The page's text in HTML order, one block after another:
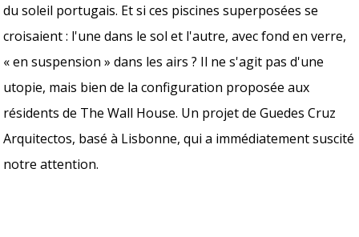
du soleil portugais. Et si ces piscines superposées se
croisaient : l'une dans le sol et l'autre, avec fond en verre,
« en suspension » dans les airs ? Il ne s'agit pas d'une
utopie, mais bien de la configuration proposée aux
résidents de The Wall House. Un projet de Guedes Cruz
Arquitectos, basé à Lisbonne, qui a immédiatement suscité
notre attention.